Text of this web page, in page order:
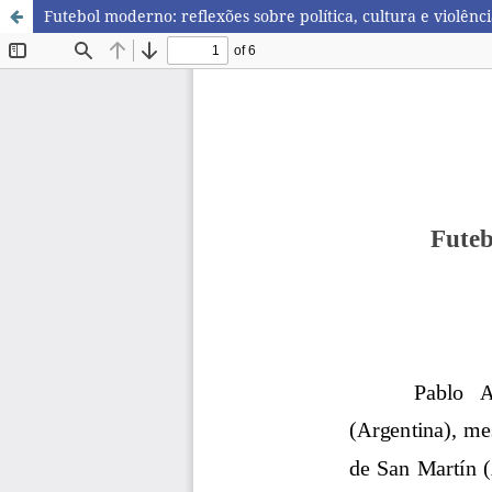
Futebol moderno: reflexões sobre política, cultura e